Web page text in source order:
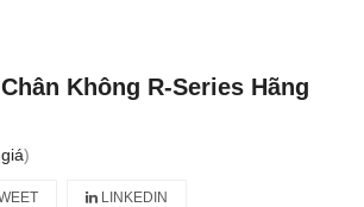
Không R-Series Hãng
)
LINKEDIN